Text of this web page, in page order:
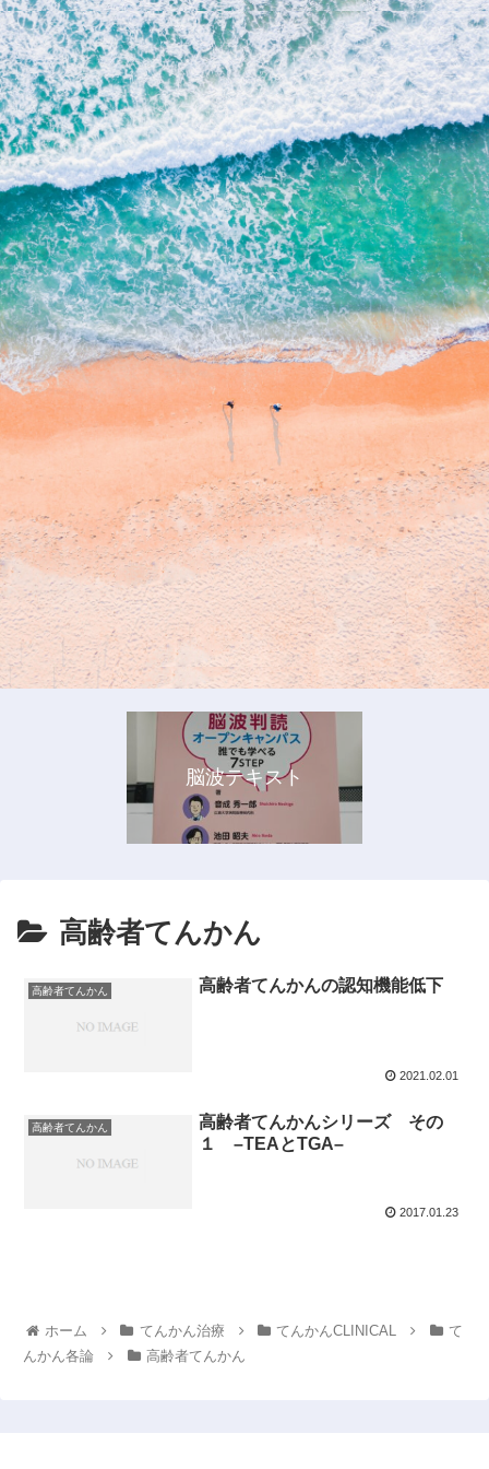
脳波テキスト
高齢者てんかん
高齢者てんかん 高齢者てんかんの認知機能低下
2021.02.01
高齢者てんかん
高齢者てんかんシリーズ その
１ –TEAとTGA–
2017.01.23
ホーム てんかん治療 てんかんCLINICAL
て
んかん各論
高齢者てんかん